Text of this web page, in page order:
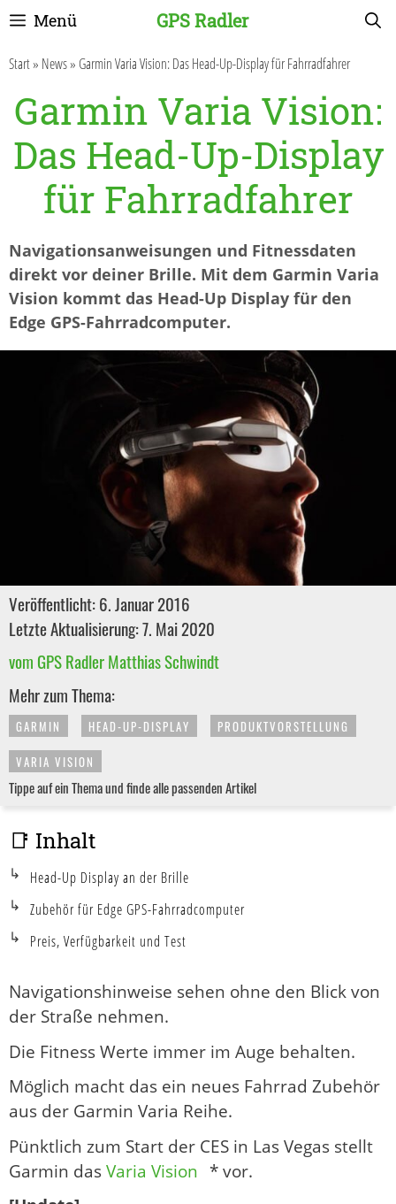
Zum
springen
GPS Radler
Menü
Start» News» Garmin Varia Vision: Das Head-Up-Display für Fahrradfahrer
Garmin Varia Vision:
Das Head-Up-Display
für Fahrradfahrer
Navigationsanweisungen und Fitnessdaten
direkt vor deiner Brille. Mit dem Garmin Varia
Vision kommt das Head-Up Display für den
Edge GPS-Fahrradcomputer.
Veröffentlicht: 6. Januar 2016
Letzte Aktualisierung: 7. Mai 2020
vom GPS Radler Matthias Schwindt
Mehr zum Thema:
GARMIN HEAD-UP-DISPLAY
PRODUKTVORSTELLUNG
VARIA VISION
Tippe auf ein Thema und finde alle passenden Artikel
Navigationshinweise sehen ohne den Blick von
der Straße nehmen.
Die Fitness Werte immer im Auge behalten.
Möglich macht das ein neues Fahrrad Zubehör
aus der Garmin Varia Reihe.
Pünktlich zum Start der CES in Las Vegas stellt
Garmin dasVaria Vision * vor.
📑 Inhalt
Head-Up Display an der Brille
Zubehör für Edge GPS-Fahrradcomputer
Preis, Verfügbarkeit und Test